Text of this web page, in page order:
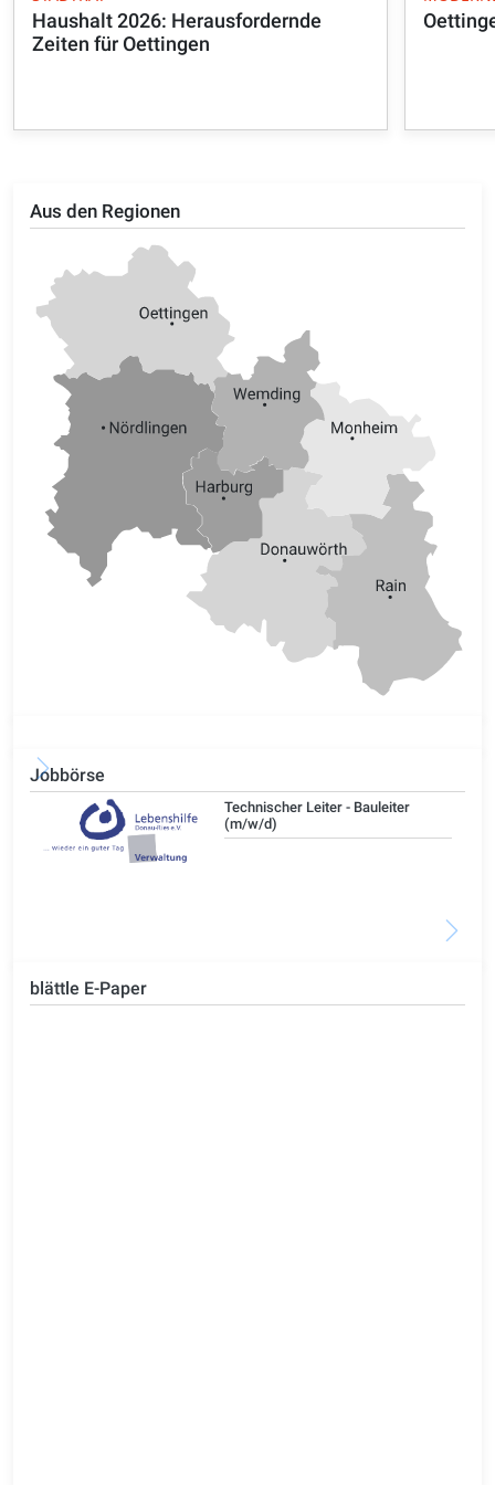
Aus den Regionen
Jobbörse
Technischer Leiter - Bauleiter
(m/w/d)
blättle E-Paper
Haushalt 2026: Herausfordernde
Zeiten für Oettingen